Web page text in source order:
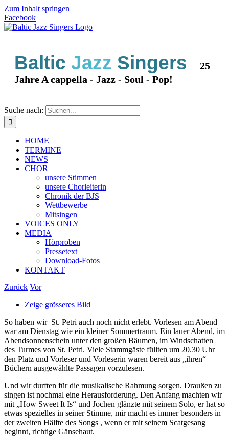
Zum Inhalt springen
Facebook
Baltic Jazz Singers 25
Jahre A cappella - Jazz - Soul - Pop!
Suche nach:
HOME
TERMINE
NEWS
CHOR
unsere Stimmen
unsere Chorleiterin
Chronik der BJS
Wettbewerbe
Mitsingen
VOICES ONLY
MEDIA
Hörproben
Pressetext
Download-Fotos
KONTAKT
Zurück Vor
Zeige grösseres Bild
So haben wir St. Petri auch noch nicht erlebt. Vorlesen am Abend
war am Dienstag wie ein kleiner Sommertraum. Ein lauer Abend, im
Abendsonnenschein unter den großen Bäumen, im Windschatten
des Turmes von St. Petri. Viele Stammgäste füllten um 20.30 Uhr
den Platz und Vorleser und Vorleserin waren bereit aus „ihren“
Büchern ausgewählte Passagen vorzulesen.
Und wir durften für die musikalische Rahmung sorgen. Draußen zu
singen ist nochmal eine Herausforderung. Den Anfang machten wir
mit „How Sweet It Is“ und Jochen glänzte mit seinem Solo, er hat so
etwas spezielles in seiner Stimme, mir macht es immer besonders in
der zweiten Hälfte des Songs , wenn er mit seinem Scatgesang
beginnt, richtige Gänsehaut.